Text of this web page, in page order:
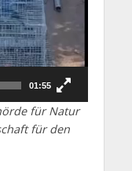
01:55
für Natur
für den